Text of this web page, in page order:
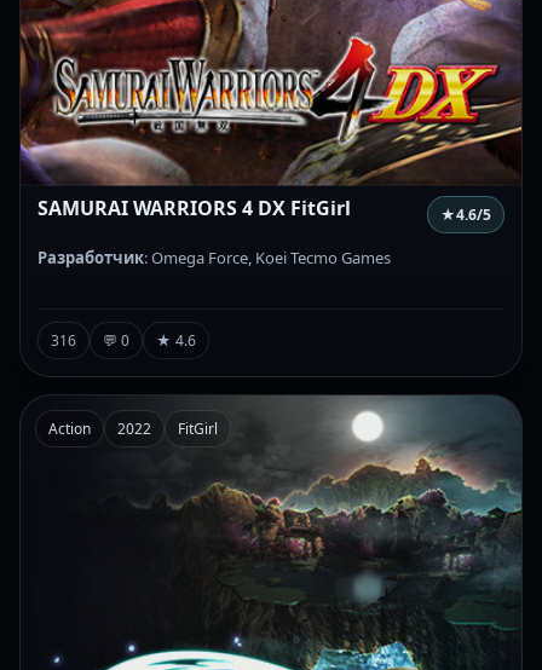
SAMURAI WARRIORS 4 DX FitGirl ★4.6/5
Разработчик: Omega Force, Koei Tecmo Games
316 💬 0 ★ 4.6
Action 2022 FitGirl